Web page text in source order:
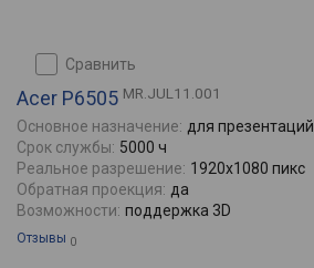
сравнить
Acer P6505 MR.JUL11.001
Основное назначение: для презентаций
Срок службы: 5000 ч
Реальное разрешение: 1920x1080 пикс
Обратная проекция: да
Возможности: поддержка 3D
Отзывы 0